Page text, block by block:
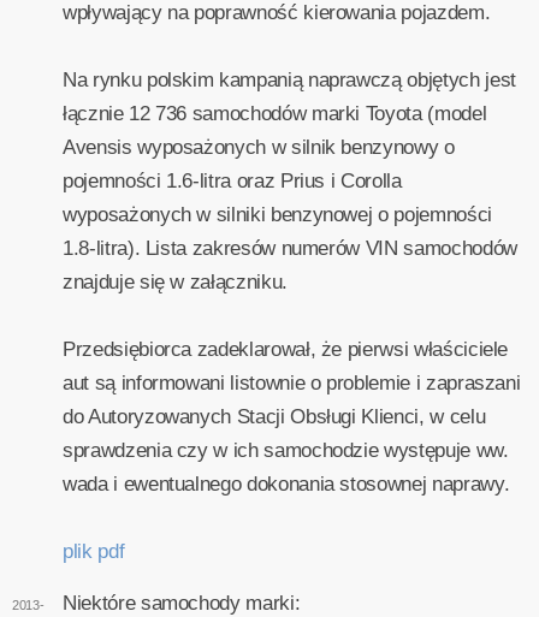
wpływający na poprawność kierowania pojazdem.
Na rynku polskim kampanią naprawczą objętych jest
łącznie 12 736 samochodów marki Toyota (model
Avensis wyposażonych w silnik benzynowy o
pojemności 1.6-litra oraz Prius i Corolla
wyposażonych w silniki benzynowej o pojemności
1.8-litra). Lista zakresów numerów VIN samochodów
znajduje się w załączniku.
Przedsiębiorca zadeklarował, że pierwsi właściciele
aut są informowani listownie o problemie i zapraszani
do Autoryzowanych Stacji Obsługi Klienci, w celu
sprawdzenia czy w ich samochodzie występuje ww.
wada i ewentualnego dokonania stosownej naprawy.
plik pdf
2013- Niektóre samochody marki: